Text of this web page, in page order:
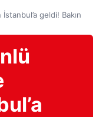
geldi! Bakın